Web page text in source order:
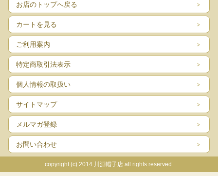
お店のトップへ戻る
カートを見る
ご利用案内
特定商取引法表示
個人情報の取扱い
サイトマップ
メルマガ登録
お問い合わせ
copyright (c) 2014 川淵帽子店 all rights reserved.